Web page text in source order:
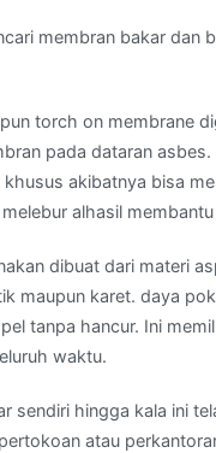
membran bakar dan
torch on membrane
pada dataran
akibatnya bisa
alhasil
dibuat dari materi
maupun karet. daya
tanpa hancur. Ini
waktu.
sendiri hingga kala ini
atau